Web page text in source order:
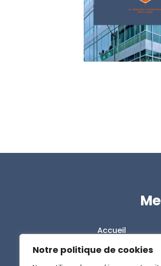
Notre politique de cookies
Accueil
L’entreprise
Nos solutions